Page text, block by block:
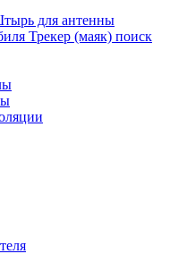
для антенны
Трекер (маяк) поиск